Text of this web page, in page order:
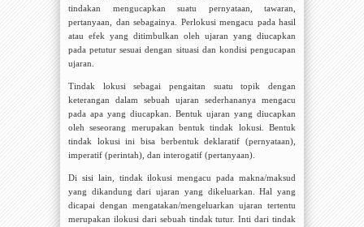
tindakan mengucapkan suatu
pernyataan, tawaran,
pertanyaan, dan sebagainya. Perlokusi mengacu pada hasil
atau efek yang ditimbulkan oleh ujaran yang diucapkan
pada petutur sesuai dengan situasi dan kondisi pengucapan
ujaran
Tindak lokusi sebagai pengaitan suatu topik dengan
keterangan dalam sebuah ujaran sederhananya mengacu
pada apa yang diucapkan. Bentuk ujaran yang diucapkan
oleh seseorang merupakan bentuk tindak lokusi. Bentuk
tindak lokusi ini bisa berbentuk deklaratif (pernyataan),
imperatif (perintah), dan interogatif (pertanyaan).
Di sisi lain, tindak ilokusi mengacu pada makna/maksud
yang dikandung dari ujaran yang dikeluarkan. Hal yang
dicapai dengan mengatakan/mengeluarkan ujaran tertentu
merupakan ilokusi dari sebuah tindak tutur. Inti dari tindak